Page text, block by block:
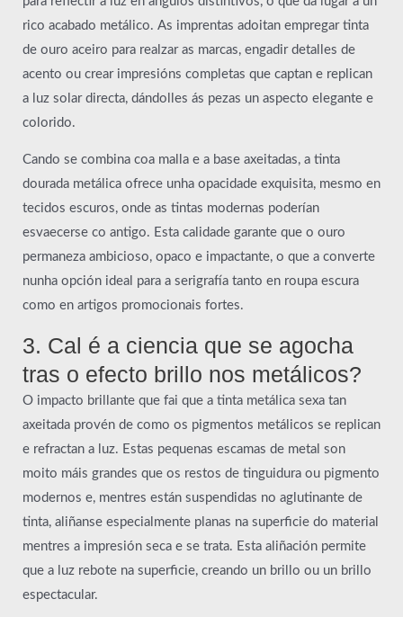
rico acabado metálico. As imprentas adoitan empregar tinta
de ouro aceiro para realzar as marcas, engadir detalles de
acento ou crear impresións completas que captan e replican
a luz solar directa, dándolles ás pezas un aspecto elegante e
colorido.
Cando se combina coa malla e a base axeitadas, a tinta
dourada metálica ofrece unha opacidade exquisita, mesmo en
tecidos escuros, onde as tintas modernas poderían
esvaecerse co antigo. Esta calidade garante que o ouro
permaneza ambicioso, opaco e impactante, o que a converte
nunha opción ideal para a serigrafía tanto en roupa escura
como en artigos promocionais fortes.
3. Cal é a ciencia que se agocha
tras o efecto brillo nos metálicos?
O impacto brillante que fai que a tinta metálica sexa tan
axeitada provén de como os pigmentos metálicos se replican
e refractan a luz. Estas pequenas escamas de metal son
moito máis grandes que os restos de tinguidura ou pigmento
modernos e, mentres están suspendidas no aglutinante de
tinta, aliñanse especialmente planas na superficie do material
mentres a impresión seca e se trata. Esta aliñación permite
que a luz rebote na superficie, creando un brillo ou un brillo
espectacular.